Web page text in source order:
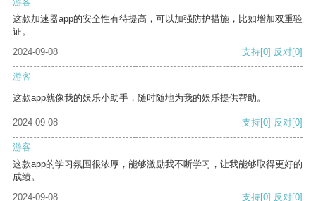
这款加速器app的安全性有待提高，可以加强防护措施，比如增加双重验
证。
2024-09-08
支持[0] 反对[0]
游客
这款app就像我的娱乐小助手，随时随地为我的娱乐提供帮助。
2024-09-08 支持[0] 反对[0]
游客
这款app的学习氛围很浓厚，能够激励我不断学习，让我能够取得更好的
成绩。
2024-09-08
支持[0] 反对[0]